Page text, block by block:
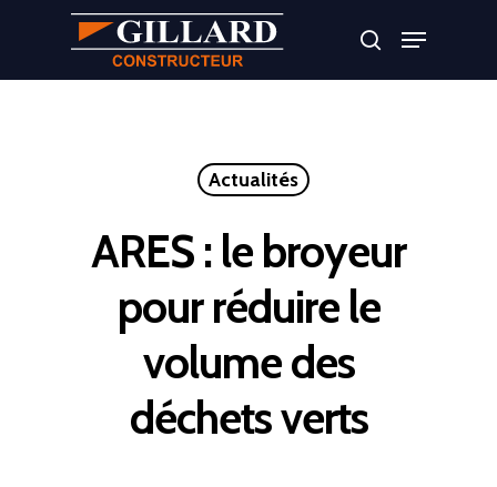
Actualités
ARES : le broyeur
pour réduire le
volume des
déchets verts